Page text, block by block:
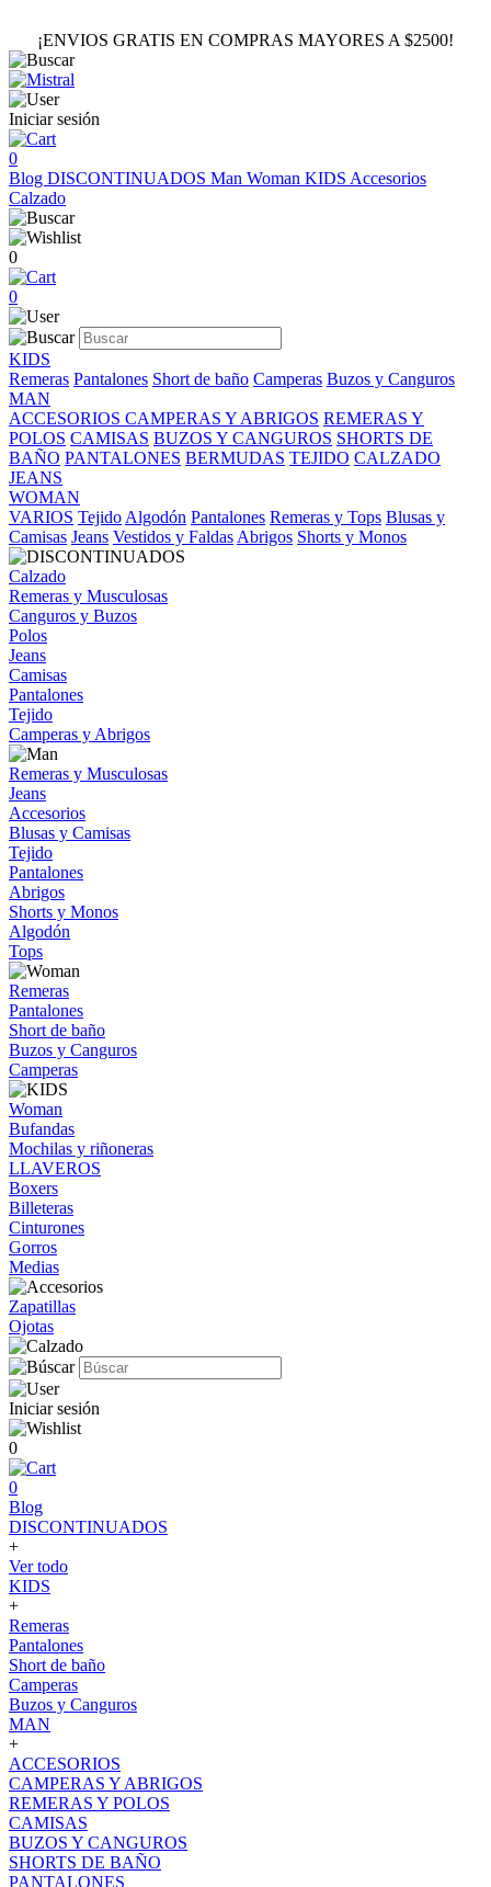
¡ENVIOS GRATIS EN COMPRAS MAYORES A $2500!
Iniciar sesión
0
Blog DISCONTINUADOS Man Woman KIDS Accesorios
Calzado
0
0
KIDS
Remeras Pantalones Short de baño Camperas Buzos y Canguros
MAN
ACCESORIOS CAMPERAS Y ABRIGOS REMERAS Y
POLOS CAMISAS BUZOS Y CANGUROS SHORTS DE
BAÑO PANTALONES BERMUDAS TEJIDO CALZADO
JEANS
WOMAN
VARIOS Tejido Algodón Pantalones Remeras y Tops Blusas y
Camisas Jeans Vestidos y Faldas Abrigos Shorts y Monos
Calzado
Remeras y Musculosas
Canguros y Buzos
Polos
Jeans
Camisas
Pantalones
Tejido
Camperas y Abrigos
Remeras y Musculosas
Jeans
Accesorios
Blusas y Camisas
Tejido
Pantalones
Abrigos
Shorts y Monos
Algodón
Tops
Remeras
Pantalones
Short de baño
Buzos y Canguros
Camperas
Woman
Bufandas
Mochilas y riñoneras
LLAVEROS
Boxers
Billeteras
Cinturones
Gorros
Medias
Zapatillas
Ojotas
Iniciar sesión
0
0
Blog
DISCONTINUADOS
+
Ver todo
KIDS
+
Remeras
Pantalones
Short de baño
Camperas
Buzos y Canguros
MAN
+
ACCESORIOS
CAMPERAS Y ABRIGOS
REMERAS Y POLOS
CAMISAS
BUZOS Y CANGUROS
SHORTS DE BAÑO
PANTALONES